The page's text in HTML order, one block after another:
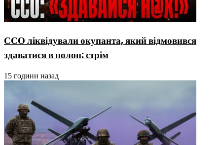
ССО ліквідували окупанта, який відмовився
здаватися в полон: стрім
15 години назад